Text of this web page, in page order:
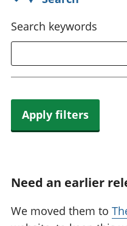
Search keywords
Apply filters
Need an earlier
We moved them to